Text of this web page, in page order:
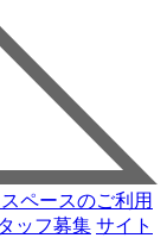
ペースのご利用
ッフ募集 サイト